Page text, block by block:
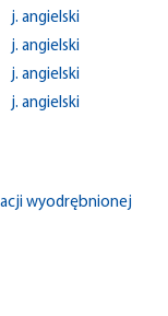
j. angielski
j. angielski
j. angielski
j. angielski
wyodrębnionej